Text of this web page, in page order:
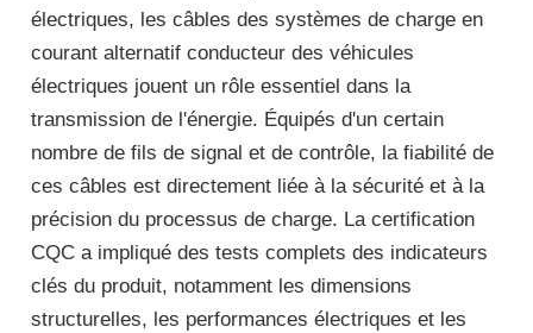
électriques, les câbles des systèmes de charge en
courant alternatif conducteur des véhicules
électriques jouent un rôle essentiel dans la
transmission de l'énergie. Équipés d'un certain
nombre de fils de signal et de contrôle, la fiabilité de
ces câbles est directement liée à la sécurité et à la
précision du processus de charge. La certification
CQC a impliqué des tests complets des indicateurs
clés du produit, notamment les dimensions
structurelles, les performances électriques et les